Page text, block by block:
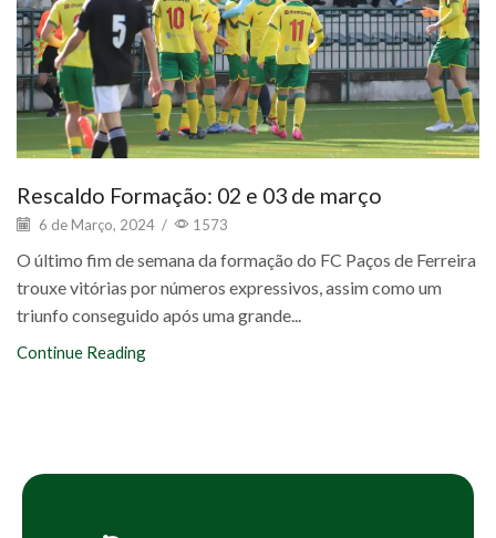
Rescaldo Formação: 02 e 03 de março
6 de Março, 2024 / 1573
O último fim de semana da formação do FC Paços de Ferreira
trouxe vitórias por números expressivos, assim como um
triunfo conseguido após uma grande...
Continue Reading